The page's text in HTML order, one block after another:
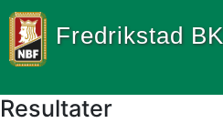
Fredrikstad BK
Resultater